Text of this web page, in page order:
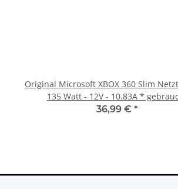
Original Microsoft XBOX 360 Slim
135 Watt - 12V - 10.83A *
36,99 € *